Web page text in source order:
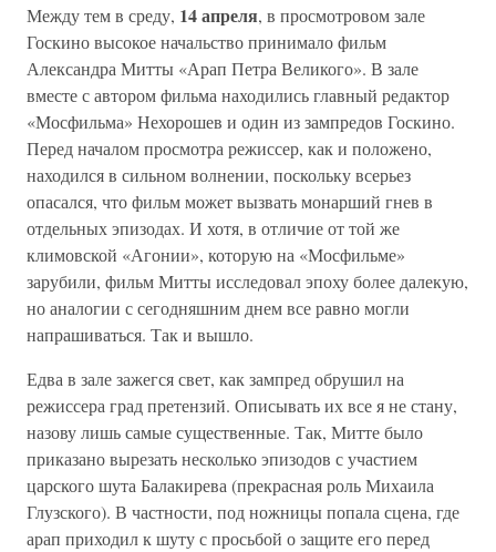
Между тем в среду, 14 апреля, в просмотровом зале
Госкино высокое начальство принимало фильм
Александра Митты «Арап Петра Великого». В зале
вместе с автором фильма находились главный редактор
«Мосфильма» Нехорошев и один из зампредов Госкино.
Перед началом просмотра режиссер, как и положено,
находился в сильном волнении, поскольку всерьез
опасался, что фильм может вызвать монарший гнев в
отдельных эпизодах. И хотя, в отличие от той же
климовской «Агонии», которую на «Мосфильме»
зарубили, фильм Митты исследовал эпоху более далекую,
но аналогии с сегодняшним днем все равно могли
напрашиваться. Так и вышло.
Едва в зале зажегся свет, как зампред обрушил на
режиссера град претензий. Описывать их все я не стану,
назову лишь самые существенные. Так, Митте было
приказано вырезать несколько эпизодов с участием
царского шута Балакирева (прекрасная роль Михаила
Глузского). В частности, под ножницы попала сцена, где
арап приходил к шуту с просьбой о защите его перед